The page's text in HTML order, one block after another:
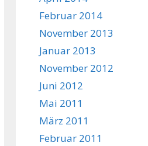
Februar 2014
November 2013
Januar 2013
November 2012
Juni 2012
Mai 2011
März 2011
Februar 2011